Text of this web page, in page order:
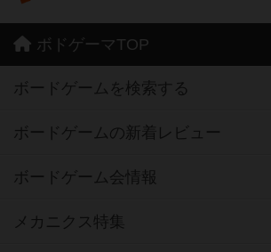
ボドゲーマTOP
ボードゲームを検索する
ボードゲームの新着レビュー
ボードゲーム会情報
メカニクス特集